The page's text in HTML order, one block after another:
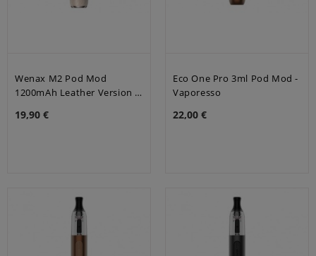
Wenax M2 Pod Mod
1200mAh Leather Version -
19,90 €
Eco One Pro 3ml Pod Mod -
Vaporesso
22,00 €